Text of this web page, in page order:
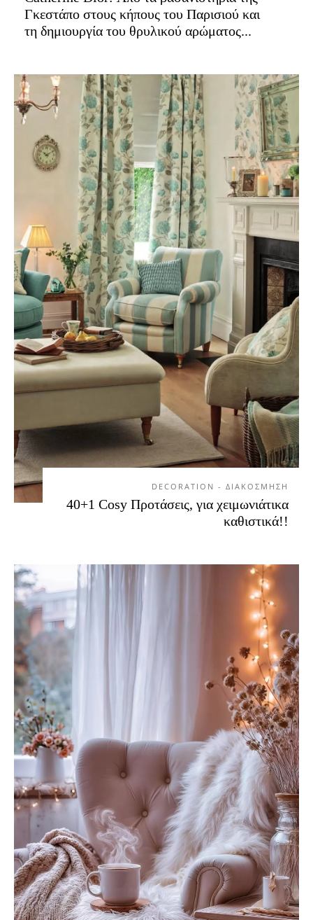
Γκεστάπο στους κήπους του Παρισιού και
τη δημιουργία του θρυλικού αρώματος...
DECORATION - ΔΙΑΚΟΣΜΗΣΗ
40+1 Cosy Προτάσεις, για χειμωνιάτικα
καθιστικά!!